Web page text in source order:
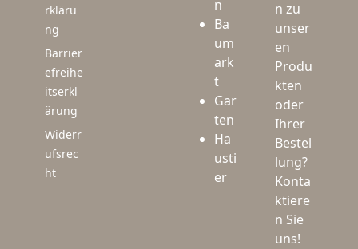
rkläru
ng
Barrier
efreihe
itserkl
ärung
Widerr
ufsrec
ht
n
Ba
um
ark
t
Gar
ten
Ha
usti
er
n zu
unser
en
Produ
kten
oder
Ihrer
Bestel
lung?
Konta
ktiere
n Sie
uns!